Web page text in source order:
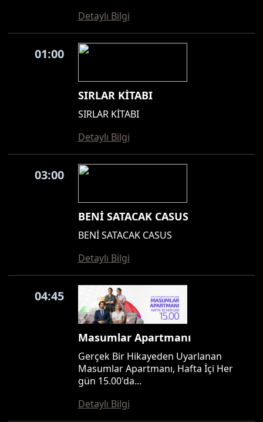
Detaylı Bilgi
01:00
SIRLAR KİTABI
SIRLAR KİTABI
Detaylı Bilgi
03:00
BENİ SATACAK CASUS
BENİ SATACAK CASUS
Detaylı Bilgi
04:45
Masumlar Apartmanı
Gerçek Bir Hikayeden Uyarlanan
Masumlar Apartmanı, Hafta İçi Her
gün 15.00'da...
Detaylı Bilgi